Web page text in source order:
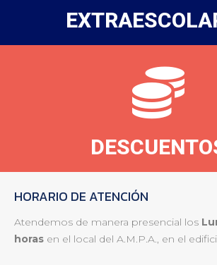
HORARIO DE ATENCIÓN
Atendemos de manera presencial los
horas en el local del A.M.P.A., en el